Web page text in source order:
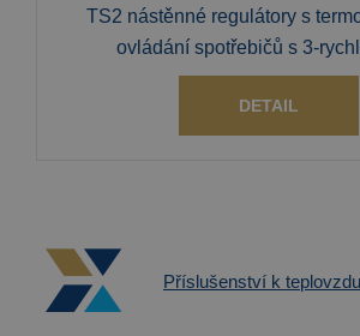
TS2 nástěnné regulátory s
ovládání spotřebičů s 3-
DETAIL
Příslušenství k